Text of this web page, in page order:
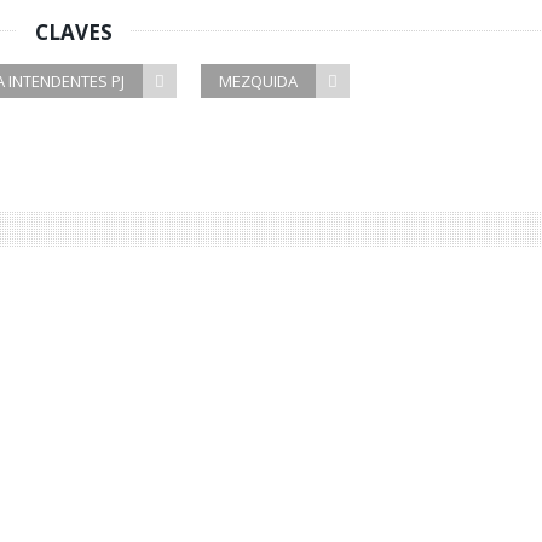
CLAVES
INTENDENTES PJ MEZQUIDA